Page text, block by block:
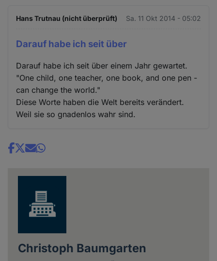
Hans Trutnau (nicht überprüft) Sa. 11 Okt 2014 - 05:02
Darauf habe ich seit über
Darauf habe ich seit über einem Jahr gewartet.
"One child, one teacher, one book, and one pen -
can change the world."
Diese Worte haben die Welt bereits verändert.
Weil sie so gnadenlos wahr sind.
Share
Christoph Baumgarten